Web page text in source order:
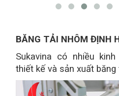
BĂNG TẢI NHÔM ĐỊNH
Sukavina có nhiều
thiết kế và sản xuất